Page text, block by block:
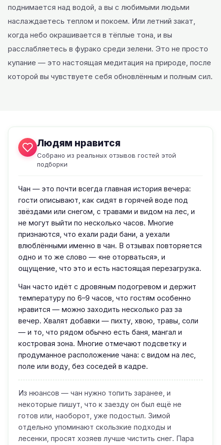
поднимается над водой, а вы с любимыми людьми
наслаждаетесь теплом и покоем. Или летний закат,
когда небо окрашивается в тёплые тона, и вы
расслабляетесь в фурако среди зелени. Это не просто
купание — это настоящая медитация на природе, после
которой вы чувствуете себя обновлённым и полным сил.
Людям нравится
Собрано из реальных отзывов гостей этой
подборки
Чан — это почти всегда главная история вечера:
гости описывают, как сидят в горячей воде под
звёздами или снегом, с травами и видом на лес, и
не могут выйти по несколько часов. Многие
признаются, что ехали ради бани, а уехали
влюблёнными именно в чан. В отзывах повторяется
одно и то же слово — «не оторваться», и
ощущение, что это и есть настоящая перезагрузка.
Чан часто идёт с дровяным подогревом и держит
температуру по 6–9 часов, что гостям особенно
нравится — можно заходить несколько раз за
вечер. Хвалят добавки — пихту, хвою, травы, соли
— и то, что рядом обычно есть баня, мангал и
костровая зона. Многие отмечают подсветку и
продуманное расположение чана: с видом на лес,
поле или воду, без соседей в кадре.
Из нюансов — чан нужно топить заранее, и
некоторые пишут, что к заезду он был ещё не
готов или, наоборот, уже подостыл. Зимой
отдельно упоминают скользкие подходы и
лесенки, просят хозяев лучше чистить снег. Пара